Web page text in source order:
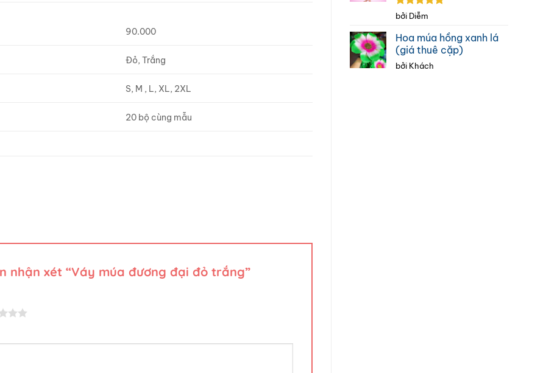
Được xếp
sao
bởi Diễm
Hoa múa hồng xanh lá
(giá thuê cặp)
bởi Khách
90.000
Đỏ, Trắng
S, M , L, XL, 2XL
20 bộ cùng mẫu
nhận xét “Váy múa đương đại đỏ trắng”